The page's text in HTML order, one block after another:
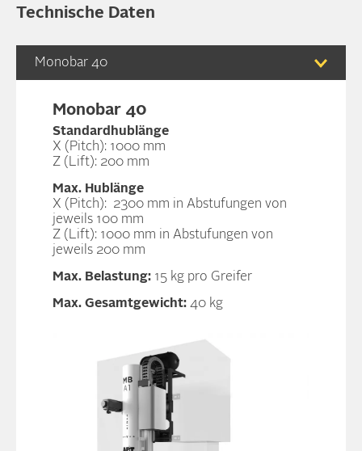
Technische Daten
Monobar 40
Monobar 40
Standardhublänge
X (Pitch): 1000 mm
Z (Lift): 200 mm
Max. Hublänge
X (Pitch): 2300 mm in Abstufungen von
jeweils 100 mm
Z (Lift): 1000 mm in Abstufungen von
jeweils 200 mm
Max. Belastung: 15 kg pro Greifer
Max. Gesamtgewicht: 40 kg